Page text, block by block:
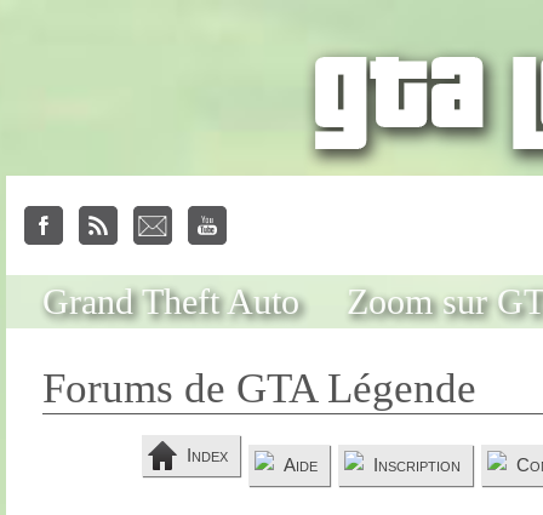
Grand Theft Auto Zoom sur
Forums de GTA Légende
Index Aide Inscription